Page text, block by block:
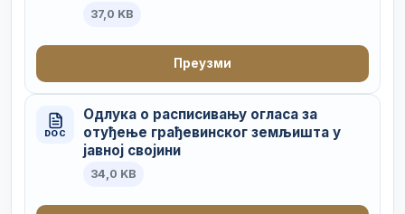
37,0 KB
Преузми
DOC
Одлука о расписивању огласа за
отуђење грађевинског земљишта у
јавној својини
34,0 KB